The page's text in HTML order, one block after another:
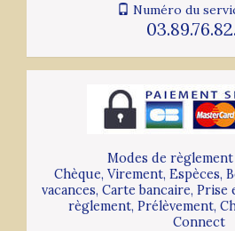
Numéro du
Modes de
Chèque, Virement, Espèces,
vacances, Carte bancaire,
règlement, Prélèvement,
Connect